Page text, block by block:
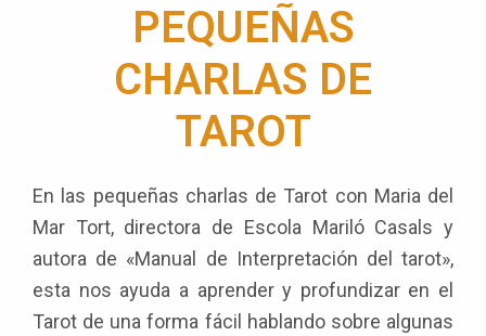
PEQUEÑAS
CHARLAS DE
TAROT
En las pequeñas charlas de Tarot con Maria del
Mar Tort, directora de Escola Mariló Casals y
autora de «Manual de Interpretación del tarot»,
esta nos ayuda a aprender y profundizar en el
Tarot de una forma fácil hablando sobre algunas